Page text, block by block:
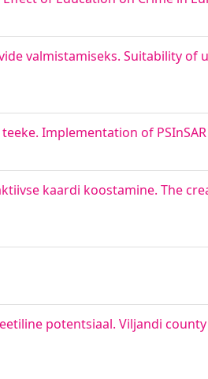
valmistamiseks. Suitability of
Implementation of
kaardi koostamine. The
potentsiaal. Viljandi